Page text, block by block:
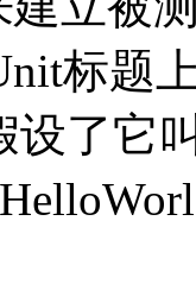
标题
设了它